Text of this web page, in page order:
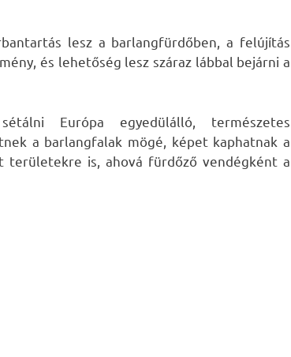
lesz a barlangfürdőben, a felújítás
és lehetőség lesz száraz lábbal bejárni a
Európa egyedülálló, természetes
a barlangfalak mögé, képet kaphatnak a
is, ahová fürdőző vendégként a